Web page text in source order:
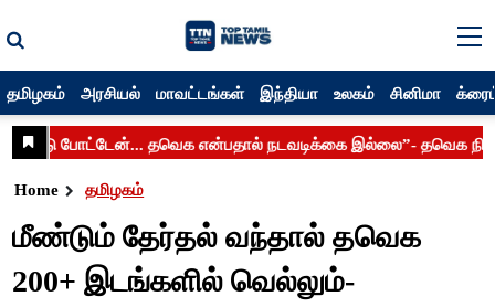
தமிழகம் அரசியல் மாவட்டங்கள் இந்தியா உலகம் சினிமா
Home தமிழகம்
மீண்டும் தேர்தல் வந்தால் தவெக
200+ இடங்களில் வெல்லும்-